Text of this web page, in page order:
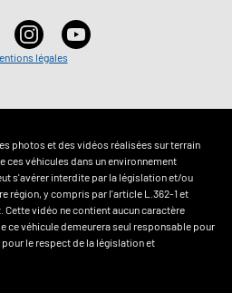
légales
photos et des vidéos réalisées sur terrain
véhicules dans un environnement
s'avérer interdite par la législation et/ou
région, y compris par l'article L.362-1 et
Cette vidéo ne contient aucun caractère
ce véhicule demeurera seul responsable pour
le respect de la législation et